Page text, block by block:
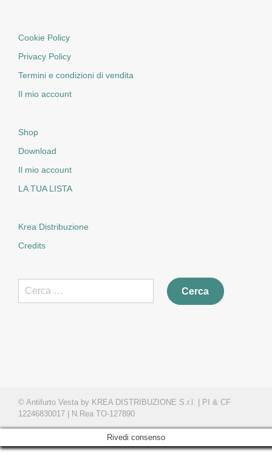
Cookie Policy
Privacy Policy
Termini e condizioni di vendita
Il mio account
Shop
Download
Il mio account
LA TUA LISTA
Krea Distribuzione
Credits
per:
© Antifurto Vesta by KREA DISTRIBUZIONE S.r.l. | PI & CF
12246830017 | N.Rea TO-127890
Rivedi consenso